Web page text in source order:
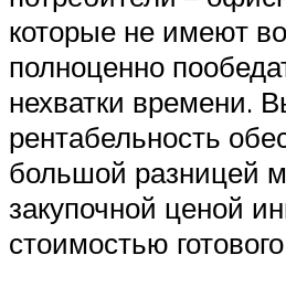
которые не имеют
полноценно
нехватки времени.
рентабельность
большой разницей
закупочной ценой
стоимостью